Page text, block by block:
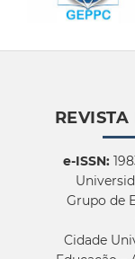
e-ISSN:
Grupo de
Cidade